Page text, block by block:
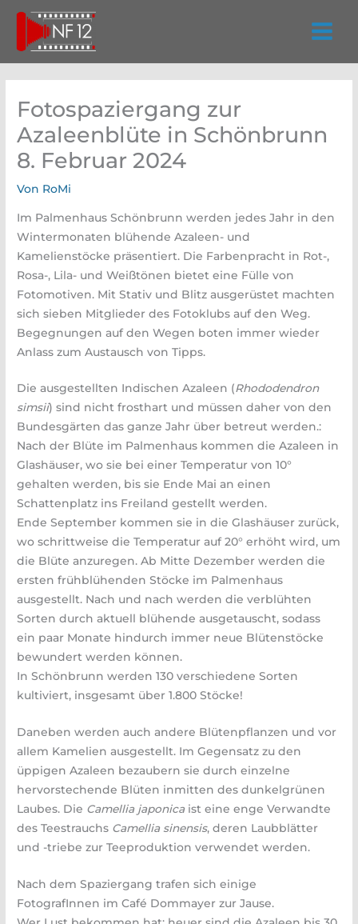
springen
Fotospaziergang zur
Azaleenblüte in Schönbrunn
8. Februar 2024
Von RoMi
Im Palmenhaus Schönbrunn werden jedes Jahr in den
Wintermonaten blühende Azaleen- und
Kamelienstöcke präsentiert. Die Farbenpracht in Rot-,
Rosa-, Lila- und Weißtönen bietet eine Fülle von
Fotomotiven. Mit Stativ und Blitz ausgerüstet machten
sich sieben Mitglieder des Fotoklubs auf den Weg.
Begegnungen auf den Wegen boten immer wieder
Anlass zum Austausch von Tipps.
Die ausgestellten Indischen Azaleen (Rhododendron
simsii) sind nicht frosthart und müssen daher von den
Bundesgärten das ganze Jahr über betreut werden.:
Nach der Blüte im Palmenhaus kommen die Azaleen in
Glashäuser, wo sie bei einer Temperatur von 10°
gehalten werden, bis sie Ende Mai an einen
Schattenplatz ins Freiland gestellt werden.
Ende September kommen sie in die Glashäuser zurück,
wo schrittweise die Temperatur auf 20° erhöht wird, um
die Blüte anzuregen. Ab Mitte Dezember werden die
ersten frühblühenden Stöcke im Palmenhaus
ausgestellt. Nach und nach werden die verblühten
Sorten durch aktuell blühende ausgetauscht, sodass
ein paar Monate hindurch immer neue Blütenstöcke
bewundert werden können.
In Schönbrunn werden 130 verschiedene Sorten
kultiviert, insgesamt über 1.800 Stöcke!
Daneben werden auch andere Blütenpflanzen und vor
allem Kamelien ausgestellt. Im Gegensatz zu den
üppigen Azaleen bezaubern sie durch einzelne
hervorstechende Blüten inmitten des dunkelgrünen
Laubes. Die Camellia japonicaist eine enge Verwandte
des Teestrauchs Camellia sinensis, deren Laubblätter
und -triebe zur Teeproduktion verwendet werden.
Nach dem Spaziergang trafen sich einige
FotografInnen im Café Dommayer zur Jause.